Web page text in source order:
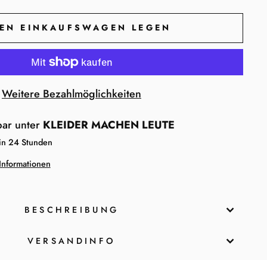
EINKAUFSWAGEN LEGEN
Weitere Bezahlmöglichkeiten
unter KLEIDER MACHEN LEUTE
24 Stunden
BESCHREIBUNG
VERSANDINFO